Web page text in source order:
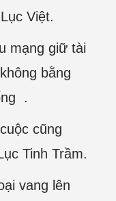
Việt.
mạng giữ tài
bằng
.
cũng
Tinh Trầm.
vang lên